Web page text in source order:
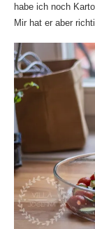
habe ich noch
Mir hat er aber